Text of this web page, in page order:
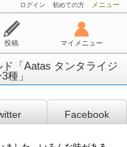
ログイン 初めての方 メニュー
投稿 マイメニュー
「Aatas タンタライジ
種」
Facebook